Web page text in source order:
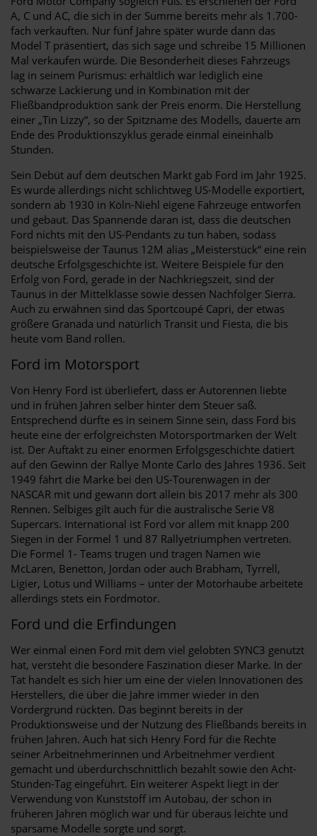
A, C und AC, die sich in der Summe bereits mehr als 1.700-
fach verkauften. Nur fünf Jahre später wurde dann das
Model T präsentiert, das sich sage und schreibe 15 Millionen
Mal verkaufen würde. Die Besonderheit dieses Fahrzeugs
lag in seinem Purismus: erhältlich war lediglich eine
schwarze Lackierung und in Kombination mit der
Fließbandproduktion sank der Preis enorm. Die Herstellung
einer „Tin Lizzy“, so der Spitzname des Modells, dauerte am
Ende des Produktionszyklus gerade einmal eineinhalb
Stunden.
Sein Debüt auf dem deutschen Markt gab Ford im Jahr 1925.
Es wurde allerdings nicht schlichtweg US-Modelle exportiert,
sondern ab 1930 in Köln-Niehl eigene Fahrzeuge entworfen
und gebaut. Das Spannende daran ist, dass die deutschen
Ford nichts mit den US-Pendants zu tun haben, sodass
beispielsweise der Taunus 12M alias „Meisterstück“ eine rein
deutsche Erfolgsgeschichte ist. Weitere Beispiele für den
Erfolg von Ford, gerade in der Nachkriegszeit, sind der
Taunus in der Mittelklasse sowie dessen Nachfolger Sierra.
Auch zu erwähnen sind das Sportcoupé Capri, der etwas
größere Granada und natürlich Transit und Fiesta, die bis
heute vom Band rollen.
Ford im Motorsport
Von Henry Ford ist überliefert, dass er Autorennen liebte
und in frühen Jahren selber hinter dem Steuer saß.
Entsprechend dürfte es in seinem Sinne sein, dass Ford bis
heute eine der erfolgreichsten Motorsportmarken der Welt
ist. Der Auftakt zu einer enormen Erfolgsgeschichte datiert
auf den Gewinn der Rallye Monte Carlo des Jahres 1936. Seit
1949 fährt die Marke bei den US-Tourenwagen in der
NASCAR mit und gewann dort allein bis 2017 mehr als 300
Rennen. Selbiges gilt auch für die australische Serie V8
Supercars. International ist Ford vor allem mit knapp 200
Siegen in der Formel 1 und 87 Rallyetriumphen vertreten.
Die Formel 1- Teams trugen und tragen Namen wie
McLaren, Benetton, Jordan oder auch Brabham, Tyrrell,
Ligier, Lotus und Williams – unter der Motorhaube arbeitete
allerdings stets ein Fordmotor.
Ford und die Erfindungen
Wer einmal einen Ford mit dem viel gelobten SYNC3 genutzt
hat, versteht die besondere Faszination dieser Marke. In der
Tat handelt es sich hier um eine der vielen Innovationen des
Herstellers, die über die Jahre immer wieder in den
Vordergrund rückten. Das beginnt bereits in der
Produktionsweise und der Nutzung des Fließbands bereits in
frühen Jahren. Auch hat sich Henry Ford für die Rechte
seiner Arbeitnehmerinnen und Arbeitnehmer verdient
gemacht und überdurchschnittlich bezahlt sowie den Acht-
Stunden-Tag eingeführt. Ein weiterer Aspekt liegt in der
Verwendung von Kunststoff im Autobau, der schon in
früheren Jahren möglich war und für überaus leichte und
sparsame Modelle sorgte und sorgt.